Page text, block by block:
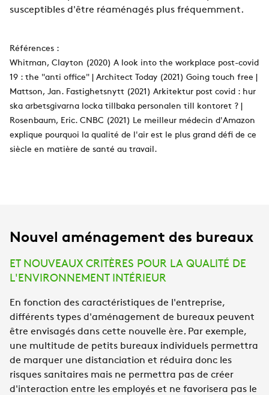
susceptibles d'être réaménagés plus fréquemment.
Références :
Whitman, Clayton (2020) A look into the workplace post-covid
19 : the "anti office" | Architect Today (2021) Going touch free |
Mattson, Jan. Fastighetsnytt (2021) Arkitektur post covid : hur
ska arbetsgivarna locka tillbaka personalen till kontoret ? |
Rosenbaum, Eric. CNBC (2021) Le meilleur médecin d'Amazon
explique pourquoi la qualité de l'air est le plus grand défi de ce
siècle en matière de santé au travail.
Nouvel aménagement des bureaux
ET NOUVEAUX CRITÈRES POUR LA QUALITÉ DE
L'ENVIRONNEMENT INTÉRIEUR
En fonction des caractéristiques de l'entreprise,
différents types d'aménagement de bureaux peuvent
être envisagés dans cette nouvelle ère. Par exemple,
une multitude de petits bureaux individuels permettra
de marquer une distanciation et réduira donc les
risques sanitaires mais ne permettra pas de créer
d'interaction entre les employés et ne favorisera pas le